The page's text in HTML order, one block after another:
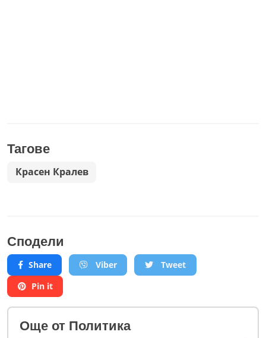
Тагове
Красен Кралев
Сподели
Share Viber
Tweet
Pin it
Oще от Политика